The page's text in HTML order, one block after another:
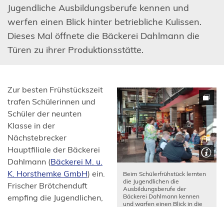
Jugendliche Ausbildungsberufe kennen und
werfen einen Blick hinter betriebliche Kulissen.
Dieses Mal öffnete die Bäckerei Dahlmann die
Türen zu ihrer Produktionsstätte.
Beim Schülerfrühstück lernten
die Jugendlichen die
Ausbildungsberufe der
Bäckerei Dahlmann kennen
und warfen einen Blick in die
Zur besten Frühstückszeit
trafen Schülerinnen und
Schüler der neunten
Klasse in der
Nächstebrecker
Hauptfiliale der Bäckerei
Dahlmann (Bäckerei M. u.
K. Horsthemke GmbH
(Öffnet
einem
) ein.
Frischer Brötchenduft
empfing die Jugendlichen,